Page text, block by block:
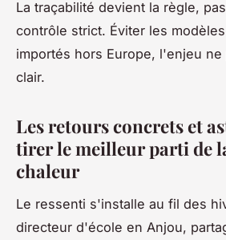
La traçabilité devient la règle,
contrôle strict. Éviter les
importés hors Europe, l'enjeu ne
clair.
Les retours concrets et
tirer le meilleur parti de
chaleur
Le ressenti s'installe au fil des
directeur d'école en Anjou,